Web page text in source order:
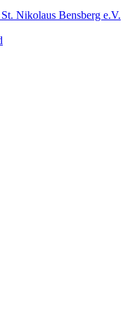
Nikolaus Bensberg e.V.